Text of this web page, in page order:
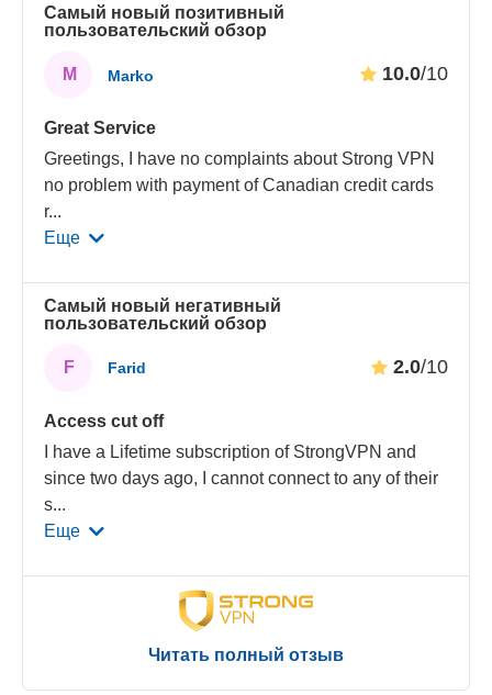
Самый новый позитивный
пользовательский обзор
M Marko 10.0/10
Great Service
Greetings, I have no complaints about Strong VPN
no problem with payment of Canadian credit cards
r...
Еще
Самый новый негативный
пользовательский обзор
F Farid 2.0/10
Access cut off
I have a Lifetime subscription of StrongVPN and
since two days ago, I cannot connect to any of their
s...
Еще
Читать полный отзыв